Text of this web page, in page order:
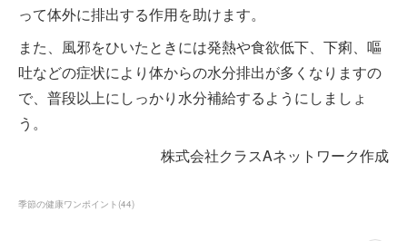
って体外に排出する作用を助けます。
また、風邪をひいたときには発熱や食欲低下、下痢、嘔
吐などの症状により体からの水分排出が多くなりますの
で、普段以上にしっかり水分補給するようにしましょ
う。
株式会社クラスAネットワーク作成
季節の健康ワンポイント (44)